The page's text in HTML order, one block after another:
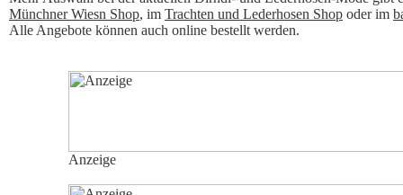
Münchner Wiesn Shop, im Trachten und Lederhosen Shop oder im
Alle Angebote können auch online bestellt werden.
Anzeige